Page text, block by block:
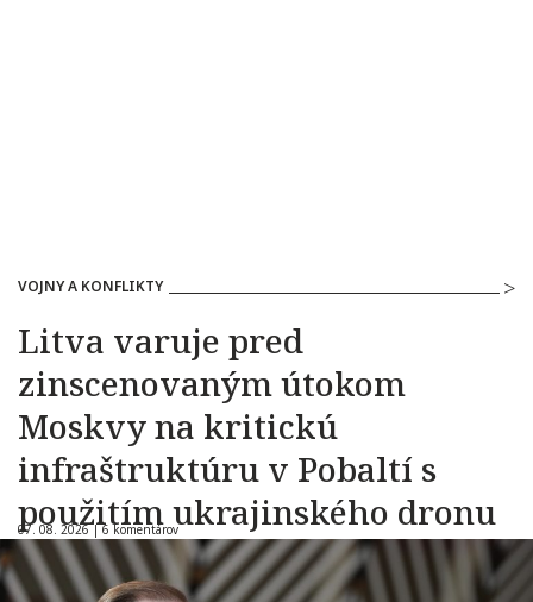
VOJNY A KONFLIKTY
Litva varuje pred
zinscenovaným útokom
Moskvy na kritickú
infraštruktúru v Pobaltí s
použitím ukrajinského dronu
07. 08. 2026 |6 komentárov